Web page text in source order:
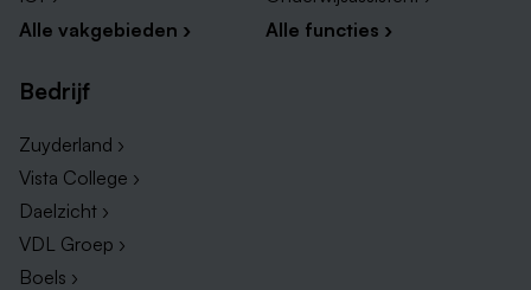
Alle vakgebieden ›
Alle functies ›
Bedrijf
Zuyderland ›
Vista College ›
Daelzicht ›
VDL Groep ›
Boels ›